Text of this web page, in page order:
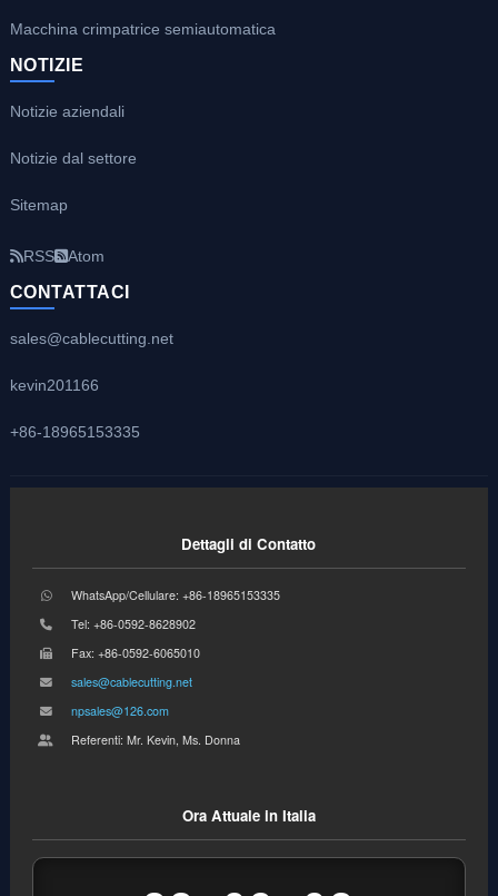
Macchina crimpatrice semiautomatica
NOTIZIE
Notizie aziendali
Notizie dal settore
Sitemap
RSS Atom
CONTATTACI
sales@cablecutting.net
kevin201166
+86-18965153335
Dettagli di Contatto
WhatsApp/Cellulare: +86-18965153335
Tel: +86-0592-8628902
Fax: +86-0592-6065010
sales@cablecutting.net
npsales@126.com
Referenti: Mr. Kevin, Ms. Donna
Ora Attuale in Italia